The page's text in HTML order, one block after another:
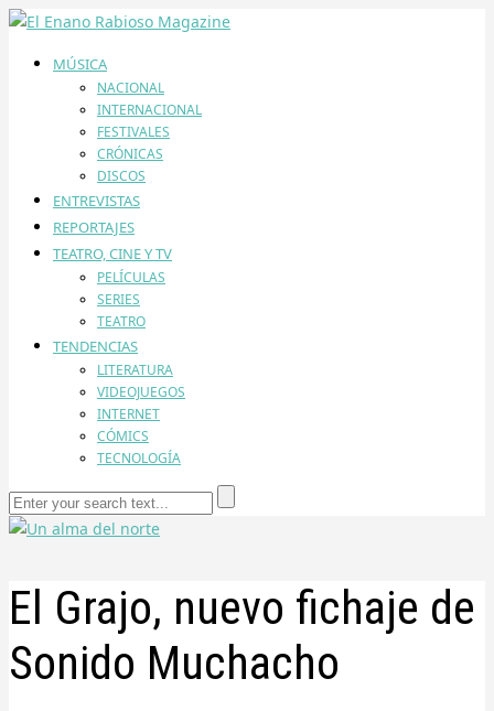
MÚSICA
NACIONAL
INTERNACIONAL
FESTIVALES
CRÓNICAS
DISCOS
ENTREVISTAS
REPORTAJES
TEATRO, CINE Y TV
PELÍCULAS
SERIES
TEATRO
TENDENCIAS
LITERATURA
VIDEOJUEGOS
INTERNET
CÓMICS
TECNOLOGÍA
El Grajo, nuevo fichaje de
Sonido Muchacho